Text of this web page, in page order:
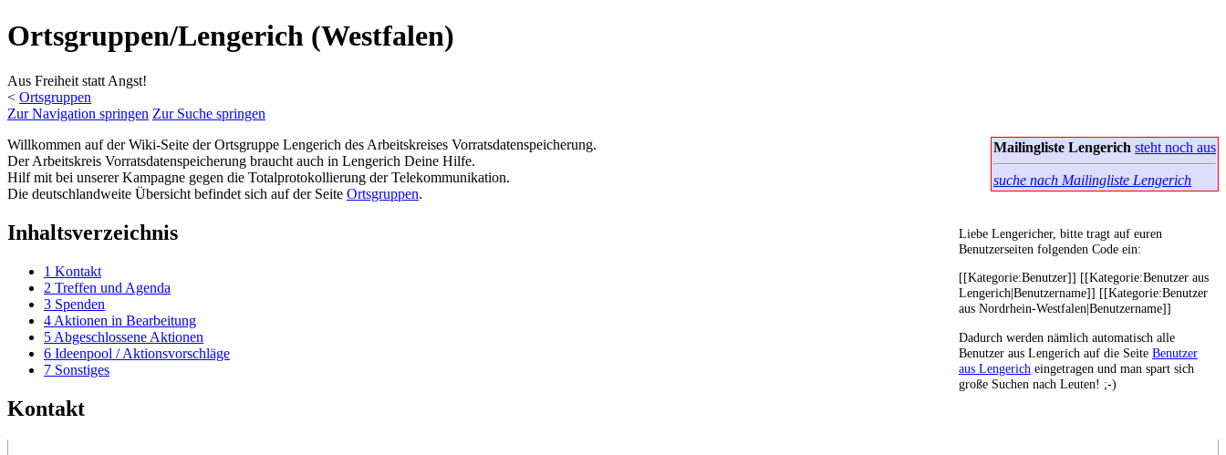
Ortsgruppen/Lengerich (Westfalen)
Aus Freiheit statt Angst!
< Ortsgruppen
Zur Navigation springen Zur Suche springen
Mailingliste Lengerich steht noch aus
suche nach Mailingliste Lengerich
Willkommen auf der Wiki-Seite der Ortsgruppe Lengerich des Arbeitskreises Vorratsdatenspeicherung.
Der Arbeitskreis Vorratsdatenspeicherung braucht auch in Lengerich Deine Hilfe.
Hilf mit bei unserer Kampagne gegen die Totalprotokollierung der Telekommunikation.
Die deutschlandweite Übersicht befindet sich auf der Seite Ortsgruppen.
Liebe Lengericher, bitte tragt auf euren
Benutzerseiten folgenden Code ein:
[[Kategorie:Benutzer]] [[Kategorie:Benutzer aus
Lengerich|Benutzername]] [[Kategorie:Benutzer
aus Nordrhein-Westfalen|Benutzername]]
Dadurch werden nämlich automatisch alle
Benutzer aus Lengerich auf die Seite Benutzer
aus Lengerich eingetragen und man spart sich
große Suchen nach Leuten! ;-)
Inhaltsverzeichnis
1 Kontakt
2 Treffen und Agenda
3 Spenden
4 Aktionen in Bearbeitung
5 Abgeschlossene Aktionen
6 Ideenpool / Aktionsvorschläge
7 Sonstiges
Kontakt